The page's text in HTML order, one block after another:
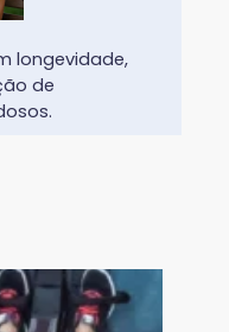
longevidade,
de